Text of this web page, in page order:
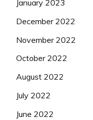
January 2023
December 2022
November 2022
October 2022
August 2022
July 2022
June 2022